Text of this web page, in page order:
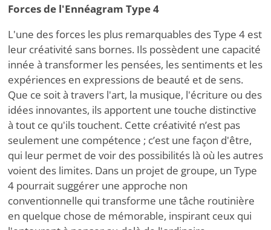
Forces de l'Ennéagram Type 4
L'une des forces les plus remarquables des Type 4 est
leur créativité sans bornes. Ils possèdent une capacité
innée à transformer les pensées, les sentiments et les
expériences en expressions de beauté et de sens.
Que ce soit à travers l'art, la musique, l'écriture ou des
idées innovantes, ils apportent une touche distinctive
à tout ce qu'ils touchent. Cette créativité n’est pas
seulement une compétence ; c’est une façon d'être,
qui leur permet de voir des possibilités là où les autres
voient des limites. Dans un projet de groupe, un Type
4 pourrait suggérer une approche non
conventionnelle qui transforme une tâche routinière
en quelque chose de mémorable, inspirant ceux qui